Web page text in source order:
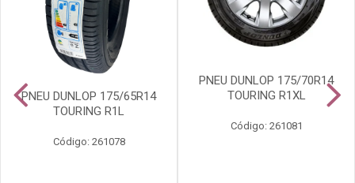
PNEU DUNLOP 175/65R14
TOURING R1L
Código: 261078
PNEU DUNLOP 175/70R14
TOURING R1XL
Código: 261081